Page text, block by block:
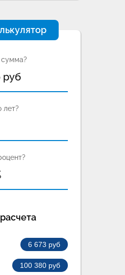
руб
лет?
6 673 руб
100 380 руб